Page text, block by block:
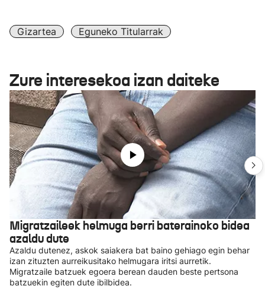
Gizartea Eguneko Titularrak
Zure interesekoa izan daiteke
Migratzaileek helmuga berri baterainoko bidea
azaldu dute
Azaldu dutenez, askok saiakera bat baino gehiago egin behar
izan zituzten aurreikusitako helmugara iritsi aurretik.
Migratzaile batzuek egoera berean dauden beste pertsona
batzuekin egiten dute ibilbidea.